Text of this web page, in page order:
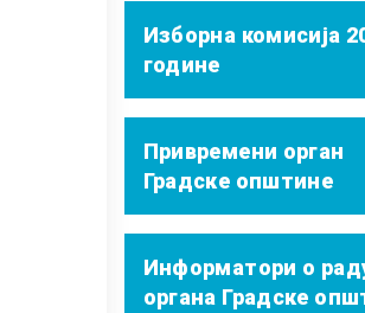
Изборна комисија
године
Привремени орган
Градске општине
Информатори о
органа Градске